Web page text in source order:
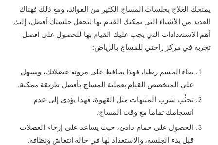
يمنحك العلاج بجلسات المساج الكثير من الفوائد، ومع ذلك فهناك
العديد من الأشياء التي يمكنك القيام بها لتجعل جلستك أفضل، إليك
أهم الاستعدادات التي يجب عليك القيام بها للحصول على أفضل
تجربة في مركز راحتي للمساج بالرياض:
بقاء الجسم رطبا، فهذا يحافظ على مرونة عضلاتك، ويسهل
على المتخصص القيام بعملية المساج بأفضل طريقة ممكنة.
تجنُّب شرب المنبهات مثل القهوة، فهذا يؤدي إلى عدم
انسجامك تماما مع وقت المساج.
الحصول على حمام دافئ، حيث يساعد على إرخاء العضلات
قبل بدء الجلسة، والاستعداد لها في حالة انتعاش ونظافة.